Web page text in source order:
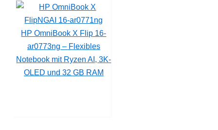
HP OmniBook X Flip 16-
ar0773ng – Flexibles
Notebook mit Ryzen AI, 3K-
OLED und 32 GB RAM